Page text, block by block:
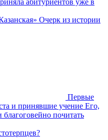
Очерк из истории
Первые
и принявшие учение Его,
почитать